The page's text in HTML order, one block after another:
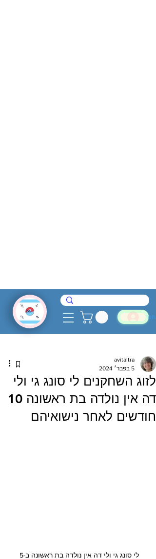
לזוג השחקנים לי סונג גי ולי
דה אין נולדה בת ראשונה 10
חודשים לאחר נישואיהם
avitaltra
5 בפבר׳ 2024